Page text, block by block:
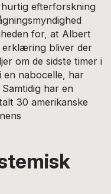
efterforskning
for, at Albert
erklæring bliver der
om de sidste timer i
en nabocelle, har
har en
30 amerikanske